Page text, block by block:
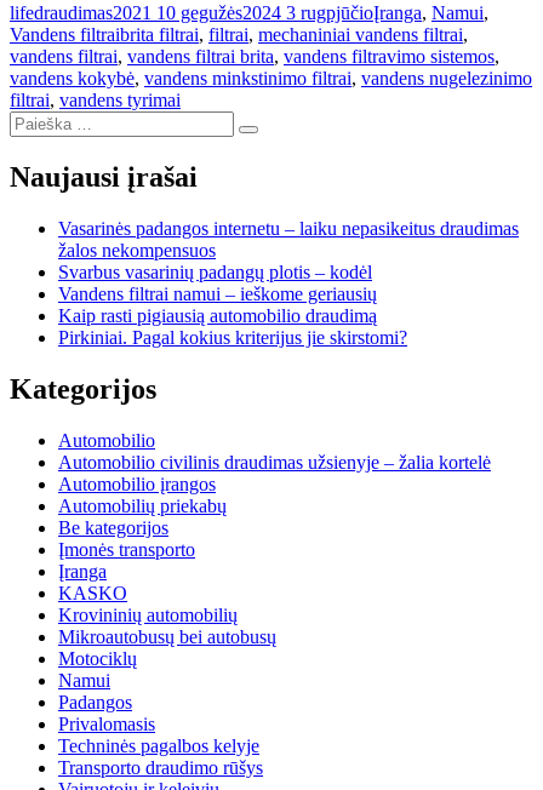
Autorius
lifedraudimasPaskelbta
2021 10 gegužės2024 3 rugpjūčioKategorijos
Įranga, Namui,
Vandens filtraiŽymos
brita filtrai, filtrai, mechaniniai vandens filtrai,
vandens filtrai, vandens filtrai brita, vandens filtravimo sistemos,
vandens kokybė, vandens minkstinimo filtrai, vandens nugelezinimo
filtrai, vandens tyrimai
Ieškoti:
Ieškoti
Naujausi įrašai
Vasarinės padangos internetu – laiku nepasikeitus draudimas
žalos nekompensuos
Svarbus vasarinių padangų plotis – kodėl
Vandens filtrai namui – ieškome geriausių
Kaip rasti pigiausią automobilio draudimą
Pirkiniai. Pagal kokius kriterijus jie skirstomi?
Kategorijos
Automobilio
Automobilio civilinis draudimas užsienyje – žalia kortelė
Automobilio įrangos
Automobilių priekabų
Be kategorijos
Įmonės transporto
Įranga
KASKO
Krovininių automobilių
Mikroautobusų bei autobusų
Motociklų
Namui
Padangos
Privalomasis
Techninės pagalbos kelyje
Transporto draudimo rūšys